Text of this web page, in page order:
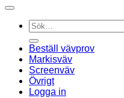
Sök
efter:
Beställ vävprov
Markisväv
Screenväv
Övrigt
Logga in